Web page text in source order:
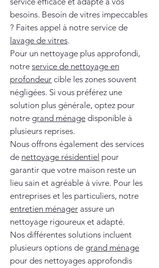
besoins. Besoin de vitres impeccables
? Faites appel à notre service de
lavage de vitres.
Pour un nettoyage plus approfondi,
notre service de nettoyage en
profondeur cible les zones souvent
négligées. Si vous préférez une
solution plus générale, optez pour
notre grand ménage disponible à
plusieurs reprises.
Nous offrons également des services
de nettoyage résidentiel pour
garantir que votre maison reste un
lieu sain et agréable à vivre. Pour les
entreprises et les particuliers, notre
entretien ménager assure un
nettoyage rigoureux et adapté.
Nos différentes solutions incluent
plusieurs options de grand ménage
pour des nettoyages approfondis